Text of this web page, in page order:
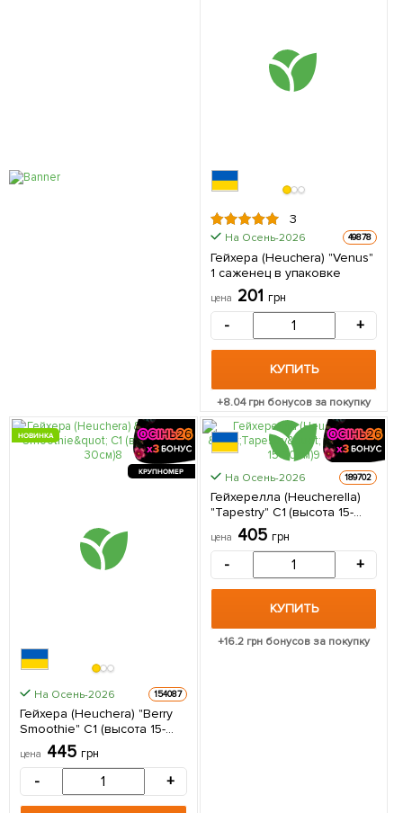
3
На Осень-2026 49878
Гейхера (Heuchera) "Venus"
1 саженец в упаковке
цена 201 грн
- +
КУПИТЬ
+8.04грн бонусов за покупку
КРУПНОМЕР
НОВИНКА
На Осень-2026 154087
Гейхера (Heuchera) "Berry
Smoothie" С1 (высота 15-
30см) 1 саженец в
упаковке
цена 445 грн
- +
КРУПНОМЕР
На Осень-2026 189702
Гейхерелла (Heucherella)
"Tapestry" С1 (высота 15-
30см) 1 саженец в
упаковке
цена 405 грн
- +
КУПИТЬ
+16.2 грн бонусов за покупку